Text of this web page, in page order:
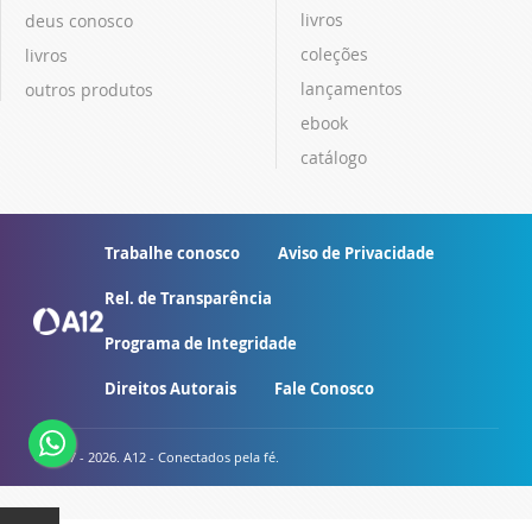
deus conosco
livros
outros produtos
livros
coleções
lançamentos
ebook
catálogo
Trabalhe conosco Aviso de Privacidade
Rel. de Transparência
Programa de Integridade
Direitos Autorais Fale Conosco
© 2007 - 2026. A12 - Conectados pela fé.